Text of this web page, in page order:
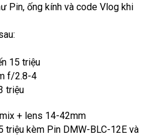
Pin, ống kính và code Vlog khi
15 triệu
f/2.8-4
triệu
+ lens 14-42mm
triệu kèm Pin DMW-BLC-12E và